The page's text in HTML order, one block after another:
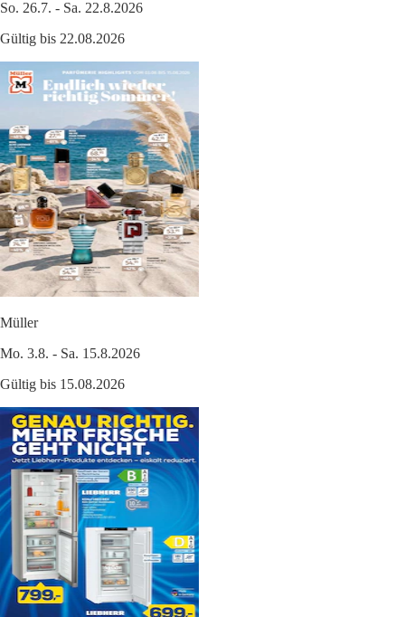
So. 26.7. - Sa. 22.8.2026
Gültig bis 22.08.2026
Müller
Mo. 3.8. - Sa. 15.8.2026
Gültig bis 15.08.2026